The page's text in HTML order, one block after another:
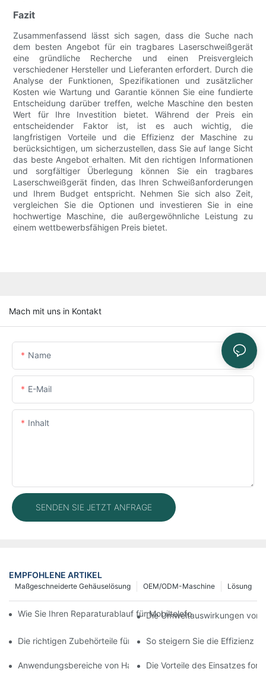
Fazit
Zusammenfassend lässt sich sagen, dass die Suche nach
dem besten Angebot für ein tragbares Laserschweißgerät
eine gründliche Recherche und einen Preisvergleich
verschiedener Hersteller und Lieferanten erfordert. Durch die
Analyse der Funktionen, Spezifikationen und zusätzlicher
Kosten wie Wartung und Garantie können Sie eine fundierte
Entscheidung darüber treffen, welche Maschine den besten
Wert für Ihre Investition bietet. Während der Preis ein
entscheidender Faktor ist, ist es auch wichtig, die
langfristigen Vorteile und die Effizienz der Maschine zu
berücksichtigen, um sicherzustellen, dass Sie auf lange Sicht
das beste Angebot erhalten. Mit den richtigen Informationen
und sorgfältiger Überlegung können Sie ein tragbares
Laserschweißgerät finden, das Ihren Schweißanforderungen
und Ihrem Budget entspricht. Nehmen Sie sich also Zeit,
vergleichen Sie die Optionen und investieren Sie in eine
hochwertige Maschine, die außergewöhnliche Leistung zu
einem wettbewerbsfähigen Preis bietet.
Mach mit uns in Kontakt
Name
E-Mail
Inhalt
SENDEN SIE JETZT ANFRAGE
EMPFOHLENE ARTIKEL
Lösung
OEM/ODM-Maschine
Maßgeschneiderte Gehäuselösung
Wie Sie Ihren Reparaturablauf für Mobiltelefone mit moderner
Die Umweltauswirkungen von
Die richtigen Zubehörteile für Ihr Handy-So steigern Sie die Effizienz
Anwendungsbereiche von Handy-Reparaturmaschinen bei
Die Vorteile des Einsatzes